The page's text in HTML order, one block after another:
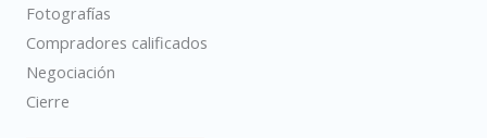
Fotografías
Compradores calificados
Negociación
Cierre